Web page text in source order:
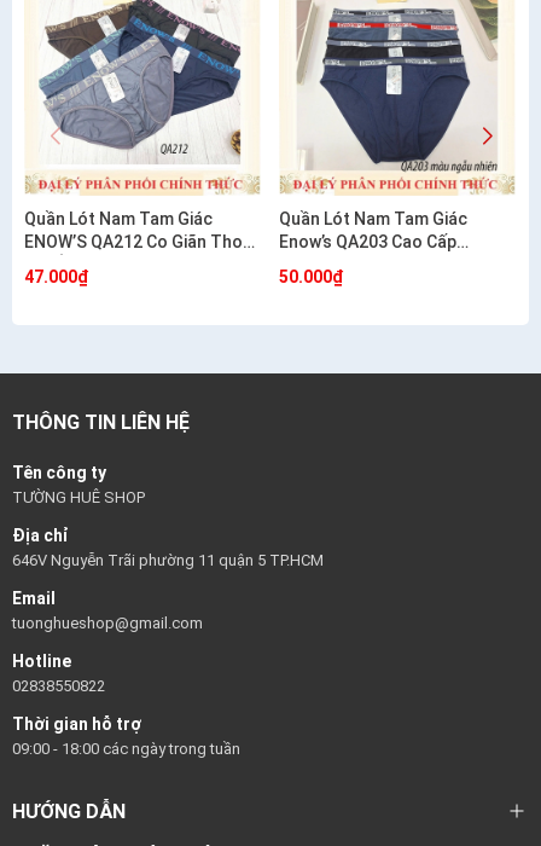
Quần Lót Nam Tam Giác
ENOW’S QA212 Co Giãn Thoải
Mái Ôm Dáng
47.000₫
Quần Lót Nam Tam Giác
Enow’s QA203 Cao Cấp
Cotton Co Giãn 4 Chiều
50.000₫
THÔNG TIN LIÊN HỆ
Tên công ty
TƯỜNG HUÊ SHOP
Địa chỉ
646V Nguyễn Trãi phường 11 quận 5 TP.HCM
Email
tuonghueshop@gmail.com
Hotline
02838550822
Thời gian hỗ trợ
09:00 - 18:00 các ngày trong tuần
HƯỚNG DẪN